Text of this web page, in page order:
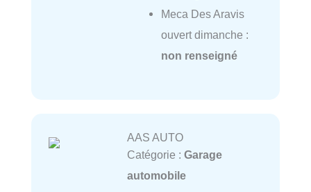
Meca Des Aravis
ouvert dimanche :
non renseigné
AAS AUTO
Catégorie : Garage
automobile